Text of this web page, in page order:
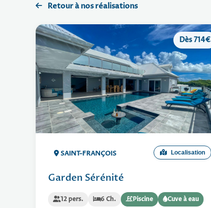
Retour à nos réalisations
Dès 714€
SAINT-FRANÇOIS Localisation
Garden Sérénité
12 pers. 6 Ch. Piscine Cuve à eau